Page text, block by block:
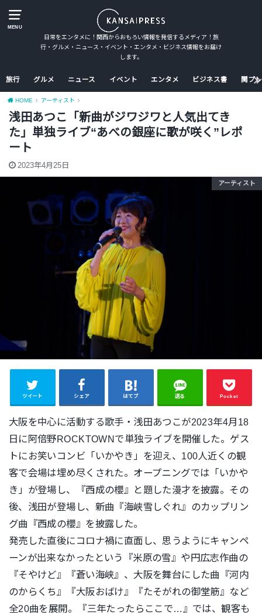
MENU
日常をエンタメに！関西からおもろい情報を発信するメディア！旅
行・グルメ・ニュース・イベント・エンタメ・ビジネス情報をお届け
します。
旅行 グルメ ニュース イベント エンタメ ビジネス書 関プ
HOME アーティスト
浅田あつこ「新曲がジワジワと人気出てき
た」単独ライブ“あべの銀座に歌が咲く”レポ
ート
2023年4月25日
アーティスト
ツイート シェア はてブ 送る Pocket
大阪を中心に活動する歌手・浅田あつこが2023年4月18
日に 阿倍野ROCKTOWNで単独ライブを開催した。 ゲス
トにお笑いコンビ「いかやき」を迎え、100人近くの観
客で会場は埋め尽くされた。オープニングでは「いかや
き」が登場し、
『西成の櫻』と題した漫才を披露。その
後、浅田が登場し、新曲『海峡雪しぐれ』のカップリン
グ曲『西成の櫻』を披露した。
発売した直後にコロナ禍に直面し、思うようにキャンペ
ーンが出来なかったという『米原の雪』や円広志作曲の
『そやけど』『蒼い海峡』、大阪を舞台にした曲『河内
のからくち』『大阪おばけ』『たそがれの御堂筋』など
全20曲を展開。『三年たったらここで…』 では、観客も